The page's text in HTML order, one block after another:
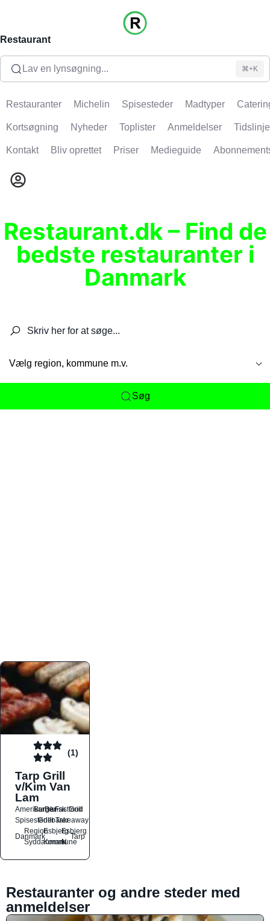
Restaurant
Lav en lynsøgning... ⌘+K
Restauranter Michelin Spisesteder Madtyper
Kortsøgning Nyheder Toplister Anmeldelser Tidslinje
Kontakt Bliv oprettet Priser Medieguide
Restaurant.dk – Find de
bedste restauranter i
Danmark
Vælg region, kommune m.v.
Søg
(1)
Tarp Grill
v/Kim Van
Lam
Amerikansk
BurgerDanskFastfood
Grill
SpisestederGrillbarerTakeaway
Danmark
Region
Syddanmark
Esbjerg
Kommune
Esbjerg
N
Tarp
Restauranter og andre steder med
anmeldelser